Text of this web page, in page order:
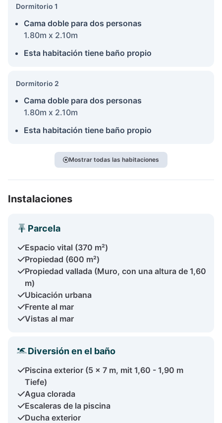
Dormitorio 1
Cama doble para dos personas
1.80m x 2.10m
Esta habitación tiene baño propio
Dormitorio 2
Cama doble para dos personas
1.80m x 2.10m
Esta habitación tiene baño propio
Mostrar todas las habitaciones
Instalaciones
Parcela
Espacio vital (370 m²)
Propiedad (600 m²)
Propiedad vallada (Muro, con una altura de 1,60
m)
Ubicación urbana
Frente al mar
Vistas al mar
Diversión en el baño
Piscina exterior (5 x 7 m, mit 1,60 - 1,90 m
Tiefe)
Agua clorada
Escaleras de la piscina
Ducha exterior